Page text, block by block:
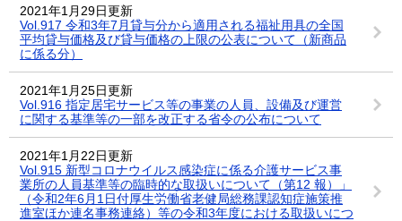
2021年1月29日更新
Vol.917 令和3年7月貸与分から適用される福祉用具の全国
平均貸与価格及び貸与価格の上限の公表について（新商品
に係る分）
2021年1月25日更新
Vol.916 指定居宅サービス等の事業の人員、設備及び運営
に関する基準等の一部を改正する省令の公布について
2021年1月22日更新
Vol.915 新型コロナウイルス感染症に係る介護サービス事
業所の人員基準等の臨時的な取扱いについて（第12 報）」
（令和2年6月1日付厚生労働省老健局総務課認知症施策推
進室ほか連名事務連絡）等の令和3年度における取扱いにつ